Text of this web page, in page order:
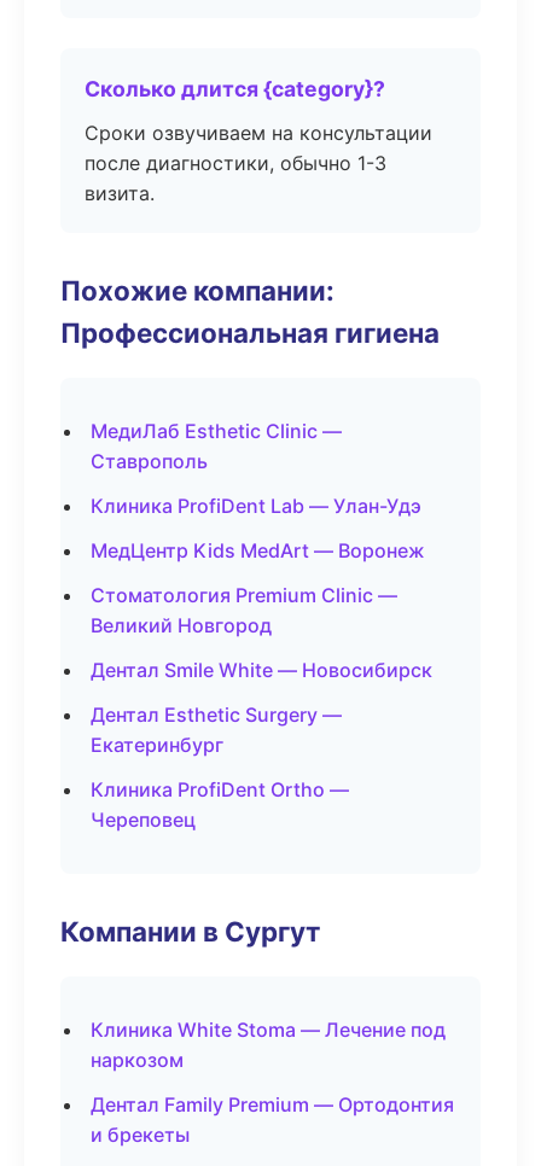
Сколько длится {category}?
Сроки озвучиваем на консультации
после диагностики, обычно 1-3
визита.
Похожие компании:
Профессиональная гигиена
МедиЛаб Esthetic Clinic —
Ставрополь
Клиника ProfiDent Lab — Улан-Удэ
МедЦентр Kids MedArt — Воронеж
Стоматология Premium Clinic —
Великий Новгород
Дентал Smile White — Новосибирск
Дентал Esthetic Surgery —
Екатеринбург
Клиника ProfiDent Ortho —
Череповец
Компании в Сургут
Клиника White Stoma — Лечение под
наркозом
Дентал Family Premium — Ортодонтия
и брекеты